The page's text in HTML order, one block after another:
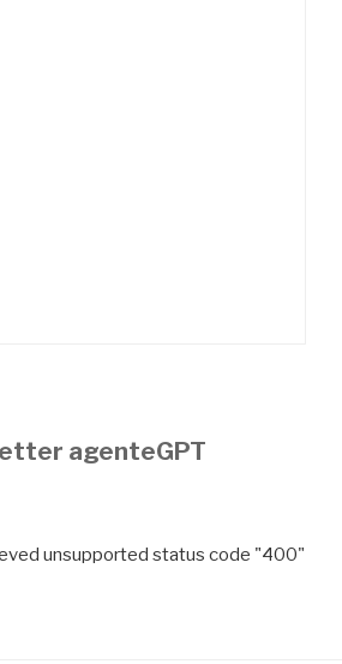
agenteGPT
unsupported status code "400"